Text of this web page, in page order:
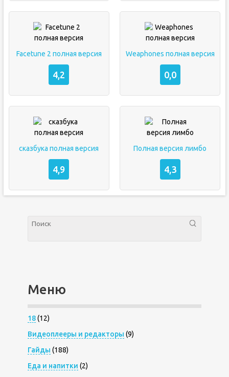
Facetune 2 полная версия
4,2
Weaphones полная версия
0,0
сказбука полная версия
4,9
Полная версия лимбо
4,3
Меню
18(12)
Видеоплееры и редакторы (9)
Гайды (188)
Еда и напитки (2)